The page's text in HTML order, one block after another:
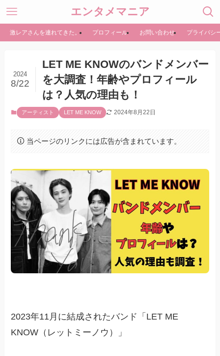
エンタメマニア
激レアさんを連れてきた。 プロフィール お問い合わせ プライバシ
LET ME KNOWのバンドメンバー
を大調査！年齢やプロフィール
は？人気の理由も！
2024
8/22
アーティスト LET ME KNOW 2024年8月22日
当ページのリンクには広告が含まれています。
2023年11月に結成されたバンド「LET ME
KNOW（レットミーノウ）」